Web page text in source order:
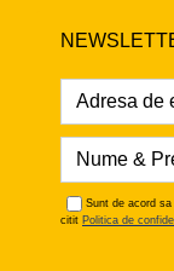
Sunt de acord
citit Politica de